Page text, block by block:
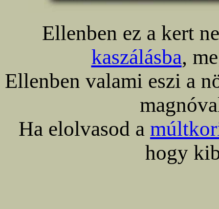
Ellenben ez a kert
kaszálásba,
Ellenben valami eszi a
Ha elolvasod a
hogy